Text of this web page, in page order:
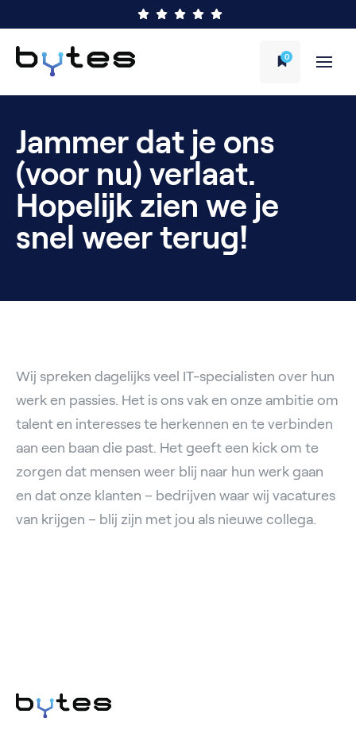
0
Jammer dat je ons
(voor nu) verlaat.
Hopelijk zien we je
snel weer terug!
Wij spreken dagelijks veel IT-specialisten over hun
werk en passies. Het is ons vak en onze ambitie om
talent en interesses te herkennen en te verbinden
aan een baan die past. Het geeft een kick om te
zorgen dat mensen weer blij naar hun werk gaan
en dat onze klanten – bedrijven waar wij vacatures
van krijgen – blij zijn met jou als nieuwe collega.